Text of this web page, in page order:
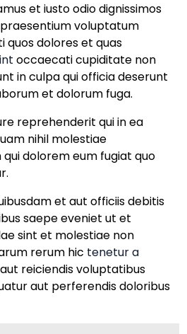
et iusto odio dignissimos
voluptatum
dolores et quas
occaecati cupiditate non
in culpa qui officia deserunt
et dolorum fuga.
reprehenderit qui in ea
nihil molestiae
dolorem eum fugiat quo
et aut officiis debitis
saepe eveniet ut et
sint et molestiae non
rerum hic tenetur a
reiciendis voluptatibus
aut perferendis doloribus